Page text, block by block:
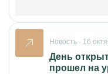
Новость · 16
День
прошел на